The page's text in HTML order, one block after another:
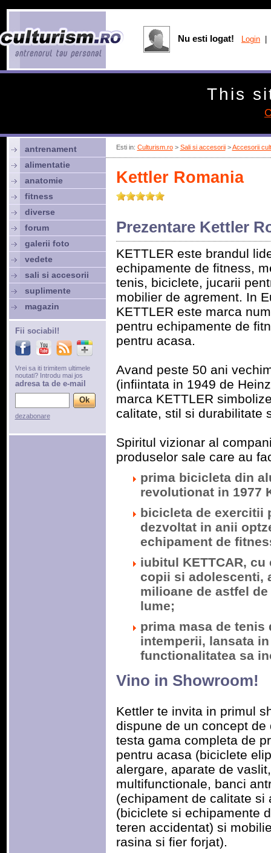
Esti in: Culturism.ro> Sali si accesorii>Accesorii
Kettler Romania
Prezentare Kettler
KETTLER este brandul
echipamente de fitness,
tenis, biciclete, jucarii
mobilier de agrement. In
KETTLER este marca
pentru echipamente de
pentru acasa.
Avand peste 50 ani
(infiintata in 1949 de
marca KETTLER
calitate, stil si durabilitate
Spiritul vizionar al
produselor sale care au
prima bicicleta din
revolutionat in 1977
bicicleta de exercitii
dezvoltat in anii
echipament de
iubitul KETTCAR,
copii si adolescenti,
milioane de astfel
lume;
prima masa de
intemperii, lansata
functionalitatea sa
Vino in Showroom!
Kettler te invita in primul
dispune de un concept
testa gama completa de
pentru acasa (biciclete
alergare, aparate de
multifunctionale, banci
(echipament de calitate
(biciclete si echipamente
teren accidentat) si
rasina si fier forjat).
antrenament
alimentatie
anatomie
fitness
diverse
forum
galerii foto
vedete
sali si accesorii
suplimente
magazin
Fii sociabil!
Vrei sa iti trimitem ultimele
noutati? Introdu mai jos
adresa ta de e-mail
dezabonare
Nu esti logat! Login
This